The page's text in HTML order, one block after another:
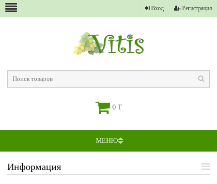
Вход Регистрация
0 T
МЕНЮ
Информация